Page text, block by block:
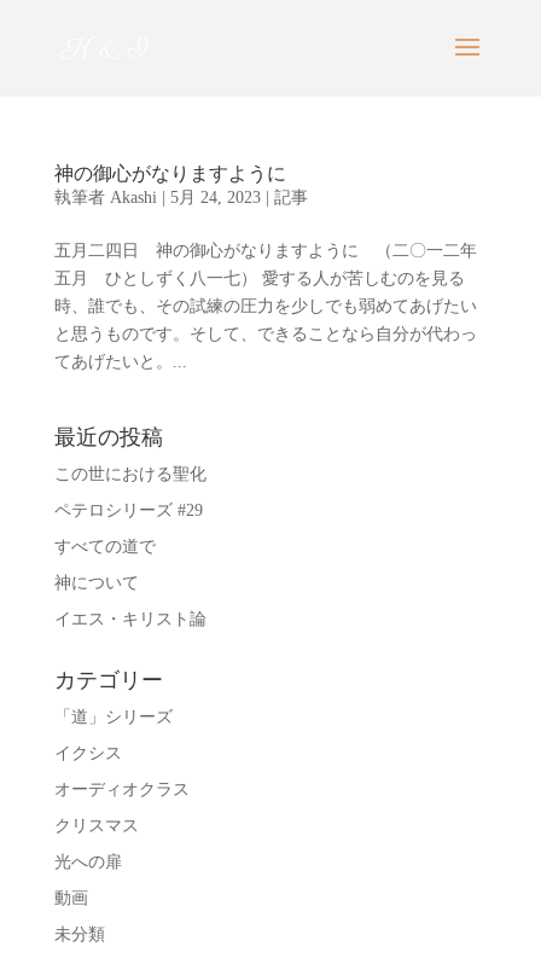
神の御心がなりますように
執筆者 Akashi| 5月 24, 2023| 記事
五月二四日 神の御心がなりますように （二〇一二年
五月 ひとしずく八一七） 愛する人が苦しむのを見る
時、誰でも、その試練の圧力を少しでも弱めてあげたい
と思うものです。そして、できることなら自分が代わっ
てあげたいと。...
最近の投稿
この世における聖化
ペテロシリーズ #29
すべての道で
神について
イエス・キリスト論
カテゴリー
「道」シリーズ
イクシス
オーディオクラス
クリスマス
光への扉
動画
未分類